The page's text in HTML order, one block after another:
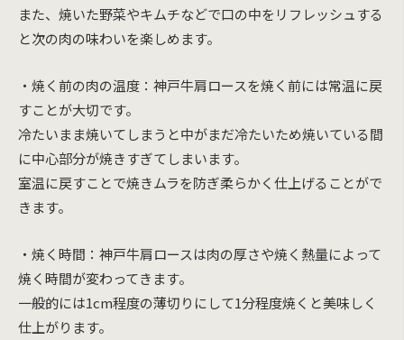
また、焼いた野菜やキムチなどで口の中をリフレッシュする
と次の肉の味わいを楽しめます。
・焼く前の肉の温度：神戸牛肩ロースを焼く前には常温に戻
すことが大切です。
冷たいまま焼いてしまうと中がまだ冷たいため焼いている間
に中心部分が焼きすぎてしまいます。
室温に戻すことで焼きムラを防ぎ柔らかく仕上げることがで
きます。
・焼く時間：神戸牛肩ロースは肉の厚さや焼く熱量によって
焼く時間が変わってきます。
一般的には1cm程度の薄切りにして1分程度焼くと美味しく
仕上がります。